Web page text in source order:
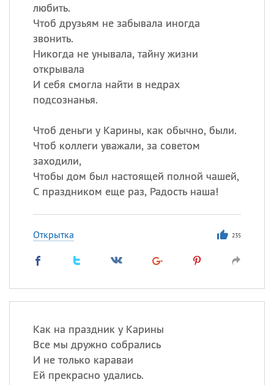
любить.
Чтоб друзьям не забывала иногда
звонить.
Никогда не унывала, тайну жизни
открывала
И себя смогла найти в недрах
подсознанья.
Чтоб деньги у Карины, как обычно, были.
Чтоб коллеги уважали, за советом
заходили,
Чтобы дом был настоящей полной чашей,
С праздником еще раз, Радость наша!
Открытка 235
Как на праздник у Карины
Все мы дружно собрались
И не только караваи
Ей прекрасно удались.